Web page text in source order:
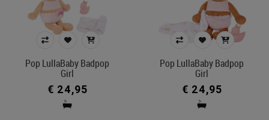
Pop LullaBaby Badpop
Girl
€ 24,95
Pop LullaBaby Badpop
Girl
€ 24,95